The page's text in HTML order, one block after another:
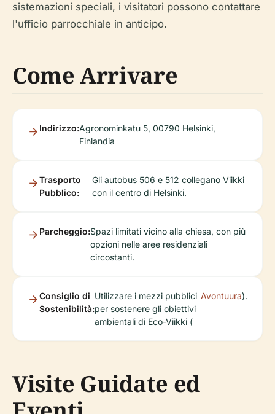
sistemazioni speciali, i visitatori possono contattare
l'ufficio parrocchiale in anticipo.
Come Arrivare
Indirizzo:Agronominkatu 5, 00790 Helsinki,
Finlandia
Trasporto
Pubblico:
Gli autobus 506 e 512 collegano Viikki
con il centro di Helsinki.
Parcheggio:Spazi limitati vicino alla chiesa, con più
opzioni nelle aree residenziali
circostanti.
Consiglio di
Sostenibilità:
Utilizzare i mezzi pubblici
per sostenere gli obiettivi
ambientali di Eco-Viikki (
Avontuura).
Visite Guidate ed